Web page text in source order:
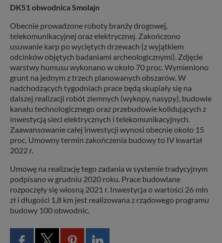
DK51 obwodnica Smolajn
Obecnie prowadzone roboty branży drogowej,
telekomunikacyjnej oraz elektrycznej. Zakończono
usuwanie karp po wyciętych drzewach (z wyjątkiem
odcinków objętych badaniami archeologicznymi). Zdjęcie
warstwy humusu wykonano w około 70 proc. Wymieniono
grunt na jednym z trzech planowanych obszarów. W
nadchodzących tygodniach prace będą skupiały się na
dalszej realizacji robót ziemnych (wykopy, nasypy), budowie
kanału technologicznego oraz przebudowie kolidujących z
inwestycją sieci elektrycznych i telekomunikacyjnych.
Zaawansowanie całej inwestycji wynosi obecnie około 15
proc. Umowny termin zakończenia budowy to IV kwartał
2022 r.
Umowę na realizację tego zadania w systemie tradycyjnym
podpisano w grudniu 2020 roku. Prace budowlane
rozpoczęły się wiosną 2021 r. Inwestycja o wartości 26 mln
zł i długości 1,8 km jest realizowana z rządowego programu
budowy 100 obwodnic.